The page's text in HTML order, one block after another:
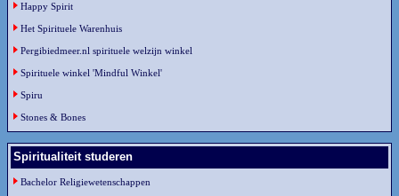
Happy Spirit
Het Spirituele Warenhuis
Pergibiedmeer.nl spirituele welzijn winkel
Spirituele winkel 'Mindful Winkel'
Spiru
Stones & Bones
Spiritualiteit studeren
Bachelor Religiewetenschappen